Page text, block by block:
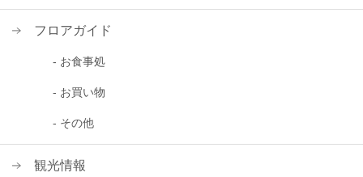
フロアガイド
- お食事処
- お買い物
- その他
観光情報